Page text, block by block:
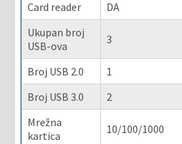
Card reader
DA
Ukupan broj
USB-ova
3
Broj USB 2.0
1
Broj USB 3.0
2
Mrežna
kartica
10/100/1000